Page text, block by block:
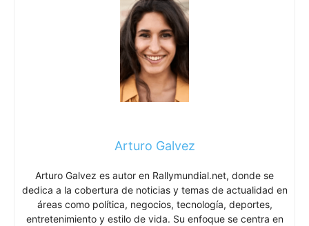
Arturo Galvez
Arturo Galvez es autor en Rallymundial.net, donde se
dedica a la cobertura de noticias y temas de actualidad en
áreas como política, negocios, tecnología, deportes,
entretenimiento y estilo de vida. Su enfoque se centra en